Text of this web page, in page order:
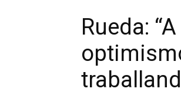
Rueda: